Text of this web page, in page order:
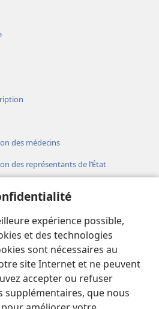
expérience possible,
et des technologies
sont nécessaires au
site Internet et ne peuvent
accepter ou refuser
supplémentaires, que nous
des médecins
des représentants de l’État